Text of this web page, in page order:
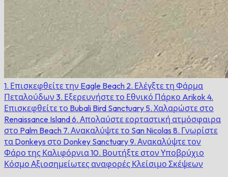
1. Επισκεφθείτε την Eagle Beach 2. Ελέγξτε τη Φάρμα
Πεταλούδων 3. Εξερευνήστε το Εθνικό Πάρκο Arikok 4.
Επισκεφθείτε το Bubali Bird Sanctuary 5. Χαλαρώστε στο
Renaissance Island6. Απολαύστε εορταστική ατμόσφαιρα
στο Palm Beach 7. Ανακαλύψτε το San Nicolas 8. Γνωρίστε
τα Donkeys στο Donkey Sanctuary9. Ανακαλύψτε τον
Φάρο της Καλιφόρνια 10. Βουτήξτε στον Υποβρύχιο
Κόσμο Αξιοσημείωτες αναφορές Κλείσιμο Σκέψεων